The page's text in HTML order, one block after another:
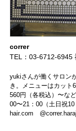
correr
TEL：03-6712-6945
yukiさんが働くサロン
き。メニューはカット
560円（各税込）〜な
00〜21：00（土日祝
hair.com